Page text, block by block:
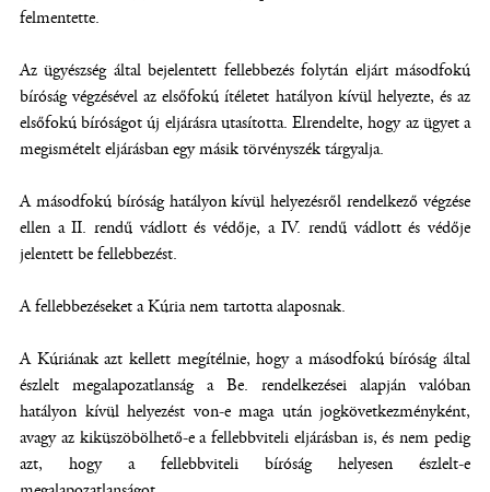
felmentette.
Az ügyészség által bejelentett fellebbezés folytán eljárt másodfokú
bíróság végzésével az elsőfokú ítéletet hatályon kívül helyezte, és az
elsőfokú bíróságot új eljárásra utasította. Elrendelte, hogy az ügyet a
megismételt eljárásban egy másik törvényszék tárgyalja.
A másodfokú bíróság hatályon kívül helyezésről rendelkező végzése
ellen a II. rendű vádlott és védője, a IV. rendű vádlott és védője
jelentett be fellebbezést.
A fellebbezéseket a Kúria nem tartotta alaposnak.
A Kúriának azt kellett megítélnie, hogy a másodfokú bíróság által
észlelt megalapozatlanság a Be. rendelkezései alapján valóban
hatályon kívül helyezést von-e maga után jogkövetkezményként,
avagy az kiküszöbölhető-e a fellebbviteli eljárásban is, és nem pedig
azt, hogy a fellebbviteli bíróság helyesen észlelt-e